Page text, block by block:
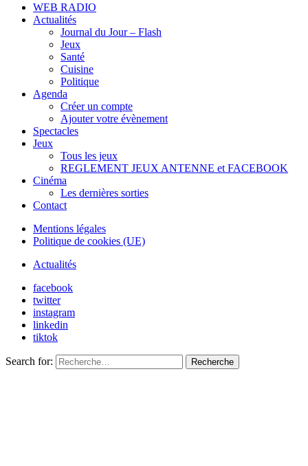
WEB RADIO
Actualités
Journal du Jour – Flash
Jeux
Santé
Cuisine
Politique
Agenda
Créer un compte
Ajouter votre évènement
Spectacles
Jeux
Tous les jeux
REGLEMENT JEUX ANTENNE et FACEBOOK
Cinéma
Les dernières sorties
Contact
Mentions légales
Politique de cookies (UE)
Actualités
facebook
twitter
instagram
linkedin
tiktok
Search for: Recherche